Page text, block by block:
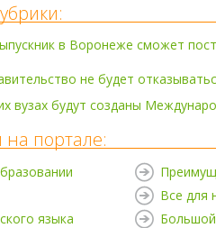
в Воронеже сможет
не будет
вузах будут созданы
портале:
языка
Все для
Большой